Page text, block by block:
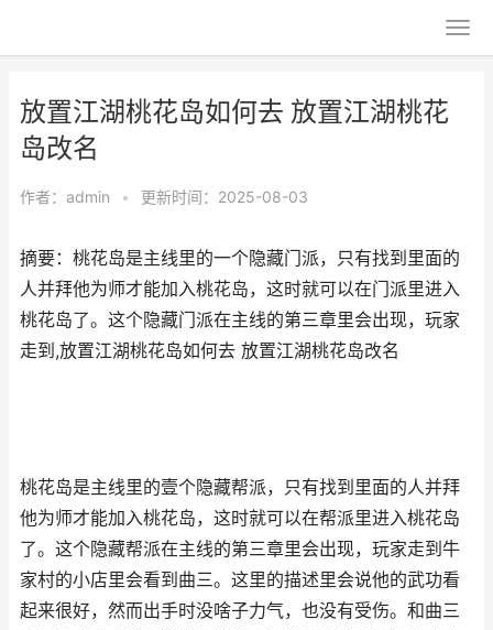
放置江湖桃花岛如何去 放置江湖桃花
岛改名
作者： admin • 更新时间：2025-08-03
摘要：桃花岛是主线里的一个隐藏门派，只有找到里面的
人并拜他为师才能加入桃花岛，这时就可以在门派里进入
桃花岛了。这个隐藏门派在主线的第三章里会出现，玩家
走到,放置江湖桃花岛如何去 放置江湖桃花岛改名
桃花岛是主线里的壹个隐藏帮派，只有找到里面的人并拜
他为师才能加入桃花岛，这时就可以在帮派里进入桃花岛
了。这个隐藏帮派在主线的第三章里会出现，玩家走到牛
家村的小店里会看到曲三。这里的描述里会说他的武功看
起来很好，然而出手时没啥子力气，也没有受伤。和曲三